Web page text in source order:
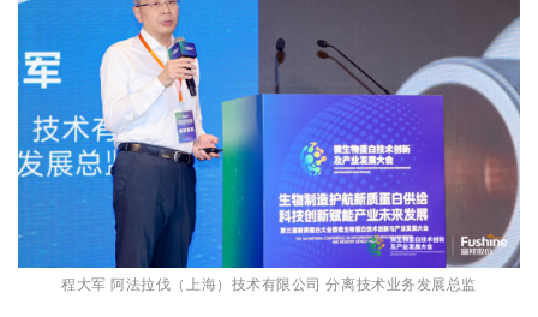
程大军 阿法拉伐（上海）技术有限公司 分离技术业务发展总监